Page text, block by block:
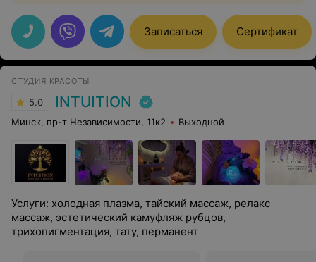
Записаться Сертификат
СТУДИЯ КРАСОТЫ
5.0 INTUITION
Минск, пр-т Независимости, 11к2 Выходной
Услуги: холодная плазма, тайский массаж, релакс
массаж, эстетический камуфляж рубцов,
трихопигментация, тату, перманент